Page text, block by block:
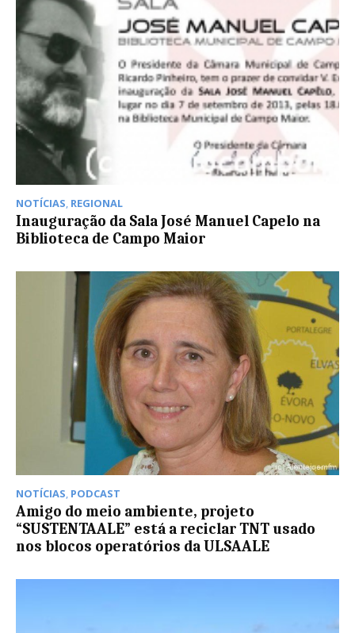
NOTÍCIAS REGIONAL
Inauguração da Sala José Manuel Capelo na
Biblioteca de Campo Maior
NOTÍCIAS, PODCAST
Amigo do meio ambiente, projeto
“SUSTENTAALE” está a reciclar TNT usado
nos blocos operatórios da ULSAALE